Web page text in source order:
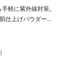
に肌に寄り添いま
感をくり返すこと
テスト済（すべ
うということでは
乾燥して敏感に感
軽に紫外線対策。
仕上げパウダー。
を汚さずに紫外線
ットパウダーで
ななめらかな軽